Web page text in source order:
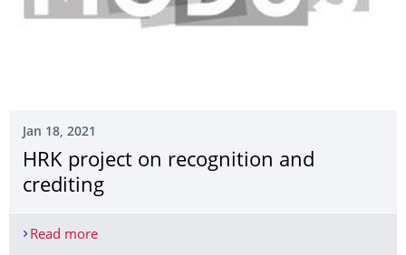
Jan 18, 2021
HRK project on recognition and
crediting
Read moreHRK project on recognition and crediting